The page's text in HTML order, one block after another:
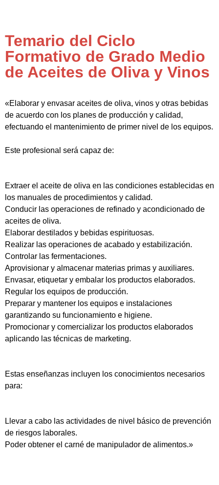
Temario del Ciclo
Formativo de Grado Medio
de Aceites de Oliva y Vinos
«Elaborar y envasar aceites de oliva, vinos y otras bebidas
de acuerdo con los planes de producción y calidad,
efectuando el mantenimiento de primer nivel de los equipos.
Este profesional será capaz de:
Extraer el aceite de oliva en las condiciones establecidas en
los manuales de procedimientos y calidad.
Conducir las operaciones de refinado y acondicionado de
aceites de oliva.
Elaborar destilados y bebidas espirituosas.
Realizar las operaciones de acabado y estabilización.
Controlar las fermentaciones.
Aprovisionar y almacenar materias primas y auxiliares.
Envasar, etiquetar y embalar los productos elaborados.
Regular los equipos de producción.
Preparar y mantener los equipos e instalaciones
garantizando su funcionamiento e higiene.
Promocionar y comercializar los productos elaborados
aplicando las técnicas de marketing.
Estas enseñanzas incluyen los conocimientos necesarios
para:
Llevar a cabo las actividades de nivel básico de prevención
de riesgos laborales.
Poder obtener el carné de manipulador de alimentos.»